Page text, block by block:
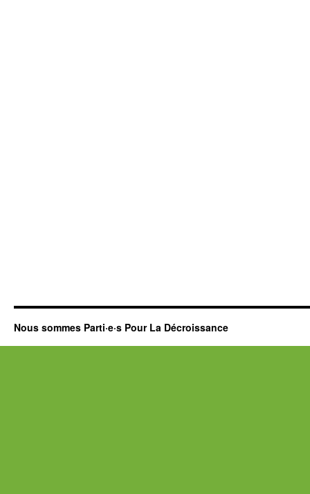
Nous sommes Parti·e·s Pour La Décroissance